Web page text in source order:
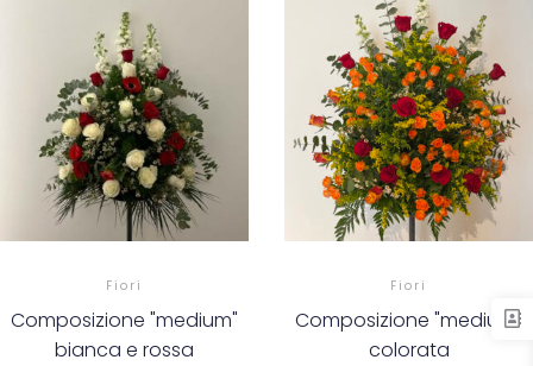
Fiori
Composizione "medium"
bianca e rossa
Fiori
Composizione "medium"
colorata